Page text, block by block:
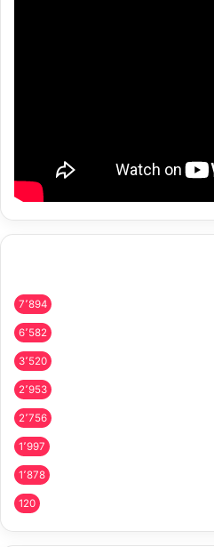
7٬894
6٬582
3٬520
2٬953
2٬756
1٬997
1٬878
120